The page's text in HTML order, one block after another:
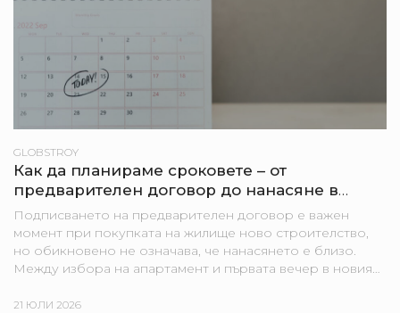
GLOBSTROY
Как да планираме сроковете – от
предварителен договор до нанасяне в
новия апартамент
Подписването на предварителен договор е важен
момент при покупката на жилище ново строителство,
но обикновено не означава, че нанасянето е близо.
Между избора на апартамент и първата вечер в новия
процедури,...
21 ЮЛИ 2026